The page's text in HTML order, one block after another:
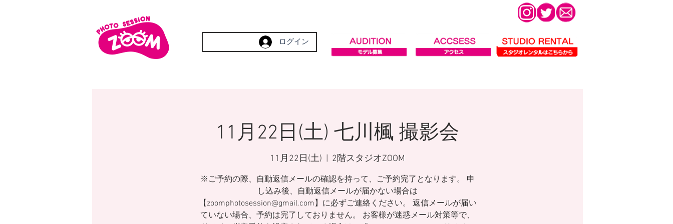
ログイン
11月22日(土) 七川楓 撮影会
11月22日(土) 2階スタジオZOOM
※ご予約の際、自動返信メールの確認を持って、ご予約完了となります。 申
し込み後、自動返信メールが届かない場合は
【zoomphotosession@gmail.com】に必ずご連絡ください。 返信メールが届い
ていない場合、予約は完了しておりません。 お客様が迷惑メール対策等で、